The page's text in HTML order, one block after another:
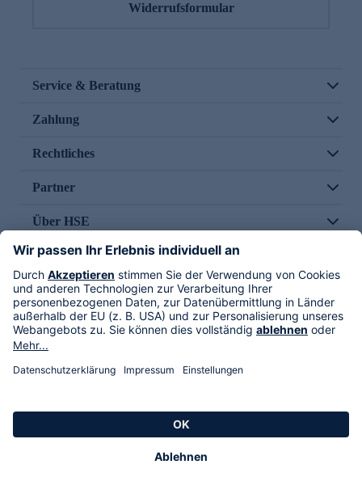
Widerrufsformular
Service & Beratung
Zahlung
Rechtliches
Partner
Über HSE
Im TV
HSE International